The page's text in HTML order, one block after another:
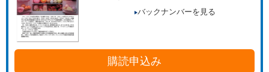
バックナンバーを見る
購読申込み